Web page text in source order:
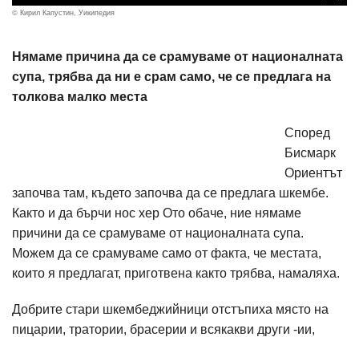
© Кирил Капустин, Уикипедия
Нямаме причина да се срамуваме от националната
супа, трябва да ни е срам само, че се предлага на
толкова малко места
Според
Бисмарк
Ориентът
започва там, където започва да се предлага шкембе.
Както и да бърчи нос хер Ото обаче, ние нямаме
причини да се срамуваме от националната супа.
Можем да се срамуваме само от факта, че местата,
които я предлагат, приготвена както трябва, намаляха.
Добрите стари шкембеджийници отстъпиха място на
пицарии, тратории, брасерии и всякакви други -ии,